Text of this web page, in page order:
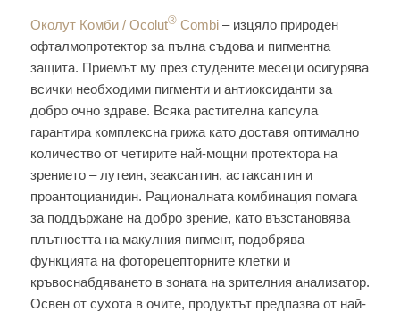
Околут Комби / Ocolut®Combi– изцяло природен
офталмопротектор за пълна съдова и пигментна
защита. Приемът му през студените месеци осигурява
всички необходими пигменти и антиоксиданти за
добро очно здраве. Всяка растителна капсула
гарантира комплексна грижа като доставя оптимално
количество от четирите най-мощни протектора на
зрението – лутеин, зеаксантин, астаксантин и
проантоцианидин. Рационалната комбинация помага
за поддържане на добро зрение, като възстановява
плътността на макулния пигмент, подобрява
функцията на фоторецепторните клетки и
кръвоснабдяването в зоната на зрителния анализатор.
Освен от сухота в очите, продуктът предпазва от най-